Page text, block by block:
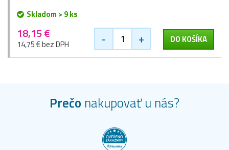
Skladom > 9 ks
18,15 €
14,75 € bez DPH - + DO KOŠÍKA
Prečo nakupovať u nás?